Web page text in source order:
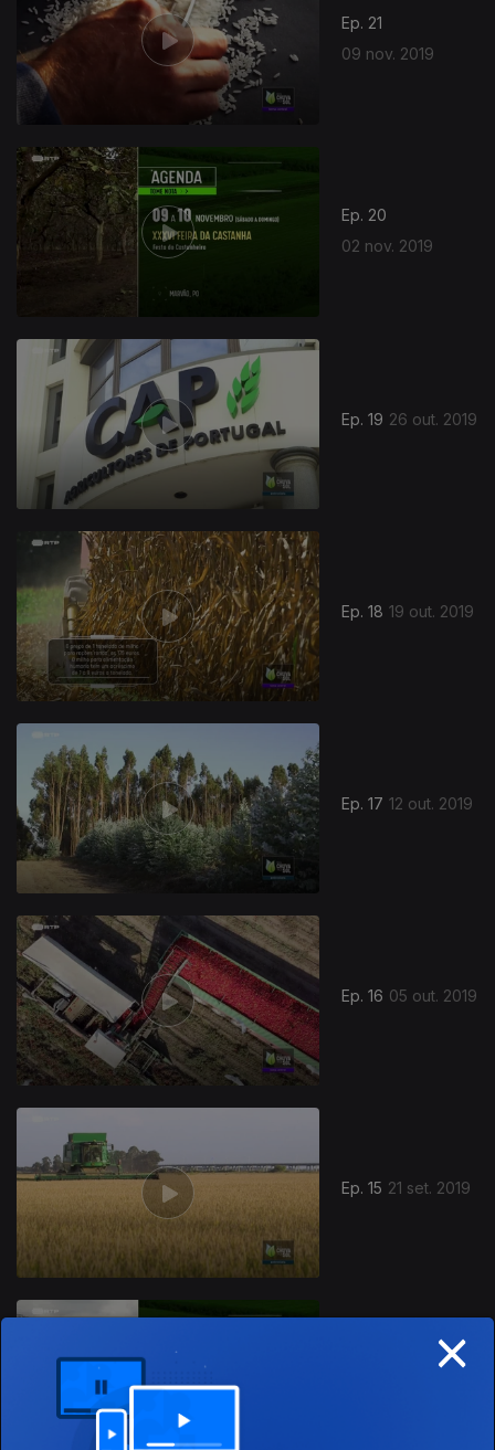
Ep. 21
09 nov. 2019
Ep. 20
02 nov. 2019
Ep. 19 26 out. 2019
Ep. 18 19 out. 2019
Ep. 17 12 out. 2019
Ep. 16 05 out. 2019
Ep. 15 21 set. 2019
×